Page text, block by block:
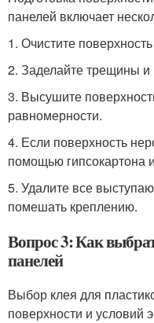
панелей включает
1. Очистите
2. Заделайте трещины
3. Высушите
равномерности.
4. Если поверхность
помощью гипсокартона
5. Удалите все
помешать креплению.
Вопрос 3: Как
панелей
Выбор клея для
поверхности и условий